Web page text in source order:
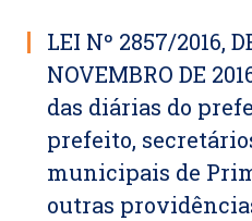
LEI Nº 2857/2016,
NOVEMBRO DE
das diárias do
prefeito,
municipais de
outras